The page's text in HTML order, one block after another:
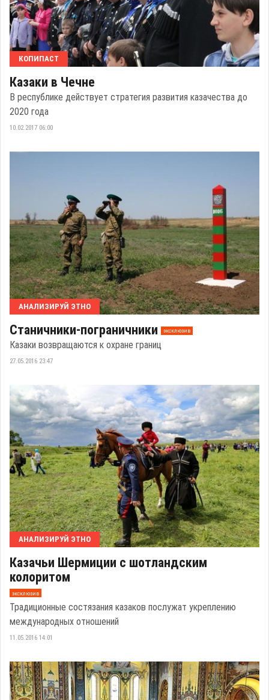
КОПИПАСТ
Казаки в Чечне
В республике действует стратегия развития казачества до
2020 года
10.02.2017 06:00
АНАЛИЗИРУЙ ЭТНО
Станичники-пограничники эксклюзив
Казаки возвращаются к охране границ
27.05.2016 23:47
АНАЛИЗИРУЙ ЭТНО
Казачьи Шермиции с шотландским
колоритом
эксклюзив
Традиционные состязания казаков послужат укреплению
международных отношений
11.05.2016 14:01